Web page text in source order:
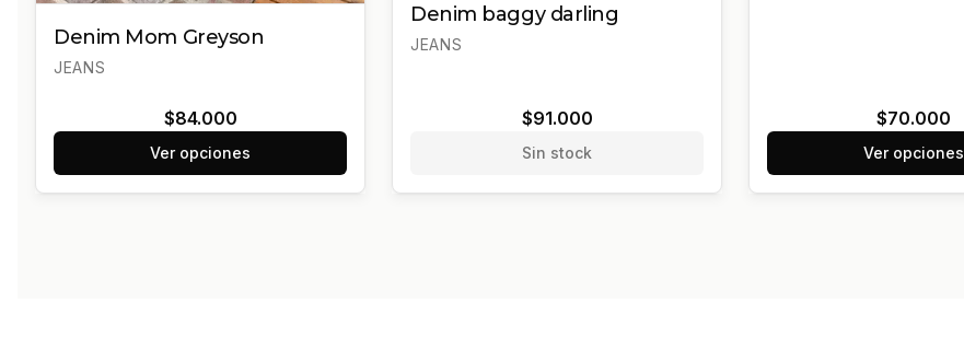
Denim Mom Greyson
JEANS
$84.000
Ver opciones
Denim baggy darling
JEANS
$91.000
Sin stock
$70.000
Ver opciones